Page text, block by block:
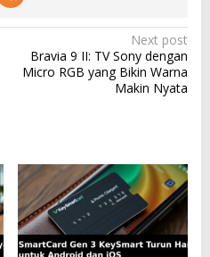
Next post
Bravia 9 II: TV Sony dengan
Micro RGB yang Bikin Warna
Makin Nyata